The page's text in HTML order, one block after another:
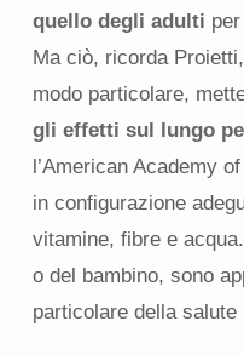
quello degli adulti
Ma ciò, ricorda
modo particolare,
gli effetti sul lungo
l’American Academy
in configurazione
vitamine, fibre e
o del bambino, sono
particolare della salute